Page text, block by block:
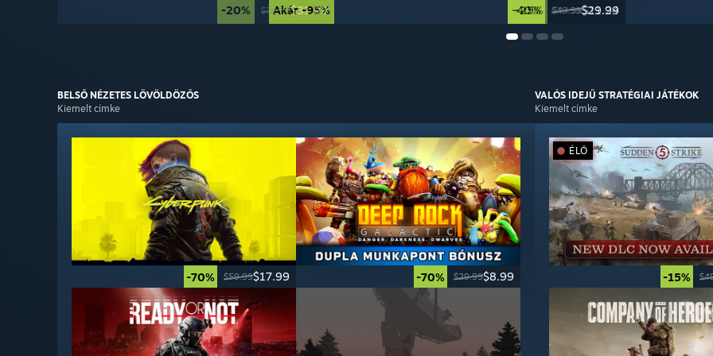
Akár -95% -40% $49.99$29.99
-20% $39.99$31.99 -25% $14.99$11.24
BELSŐ NÉZETES LÖVÖLDÖZŐS
Kiemelt címke
-70% $59.99$17.99 -70% $29.99$8.99
VALÓS IDEJŰ STRATÉGIAI JÁTÉKOK
Kiemelt címke
-15%
ÉLŐ